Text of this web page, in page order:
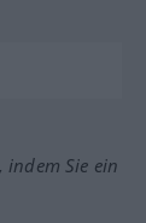
indem Sie ein